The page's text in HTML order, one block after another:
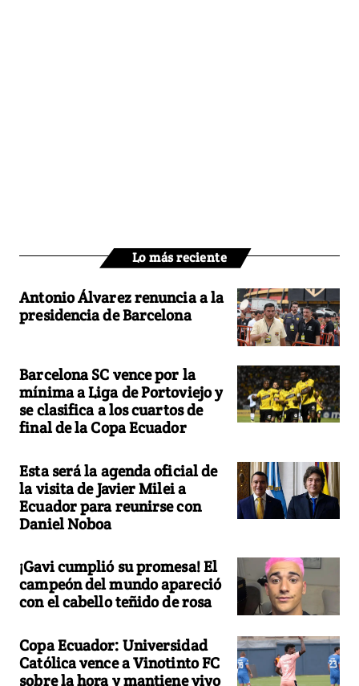
Lo más reciente
Antonio Álvarez renuncia a la
presidencia de Barcelona
Barcelona SC vence por la
mínima a Liga de Portoviejo y
se clasifica a los cuartos de
final de la Copa Ecuador
Esta será la agenda oficial de
la visita de Javier Milei a
Ecuador para reunirse con
Daniel Noboa
¡Gavi cumplió su promesa! El
campeón del mundo apareció
con el cabello teñido de rosa
Copa Ecuador: Universidad
Católica vence a Vinotinto FC
sobre la hora y mantiene vivo